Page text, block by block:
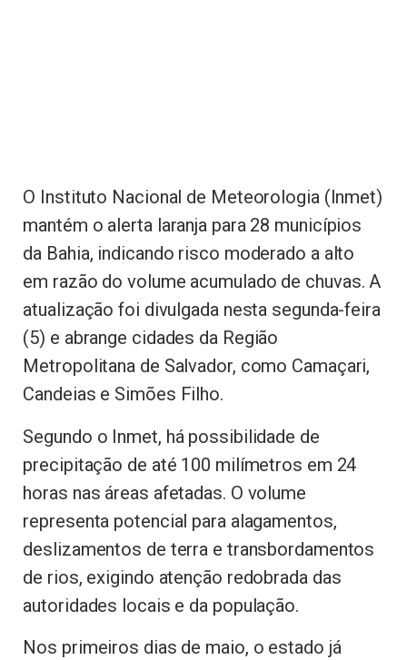
O Instituto Nacional de Meteorologia (Inmet)
mantém o alerta laranja para 28 municípios
da Bahia, indicando risco moderado a alto
em razão do volume acumulado de chuvas. A
atualização foi divulgada nesta segunda-feira
(5) e abrange cidades da Região
Metropolitana de Salvador, como Camaçari,
Candeias e Simões Filho.
Segundo o Inmet, há possibilidade de
precipitação de até 100 milímetros em 24
horas nas áreas afetadas. O volume
representa potencial para alagamentos,
deslizamentos de terra e transbordamentos
de rios, exigindo atenção redobrada das
autoridades locais e da população.
Nos primeiros dias de maio, o estado já